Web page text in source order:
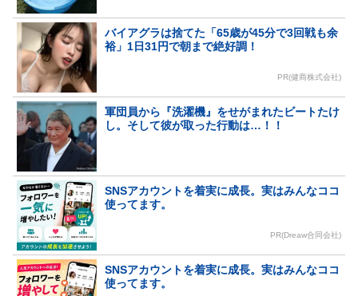
バイアグラは捨てた「65歳が45分で3回戦も余
裕」1日31円で朝まで絶好調！
PR(健商株式会社)
軍団員から『洗濯機』をせがまれたビートたけ
し。そして彼が取った行動は…！！
SNSアカウントを着実に成長。実はみんなココ
使ってます。
PR(Dreaw合同会社)
SNSアカウントを着実に成長。実はみんなココ
使ってます。